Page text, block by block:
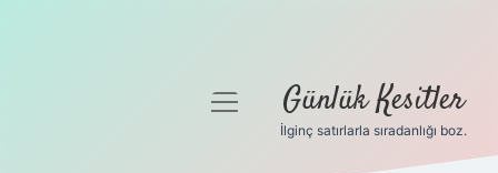
menüyü
Günlük Kesitler
İlginç satırlarla sıradanlığı boz.